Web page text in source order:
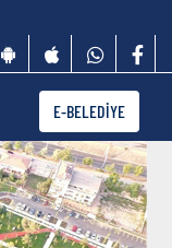
E-BELEDİYE